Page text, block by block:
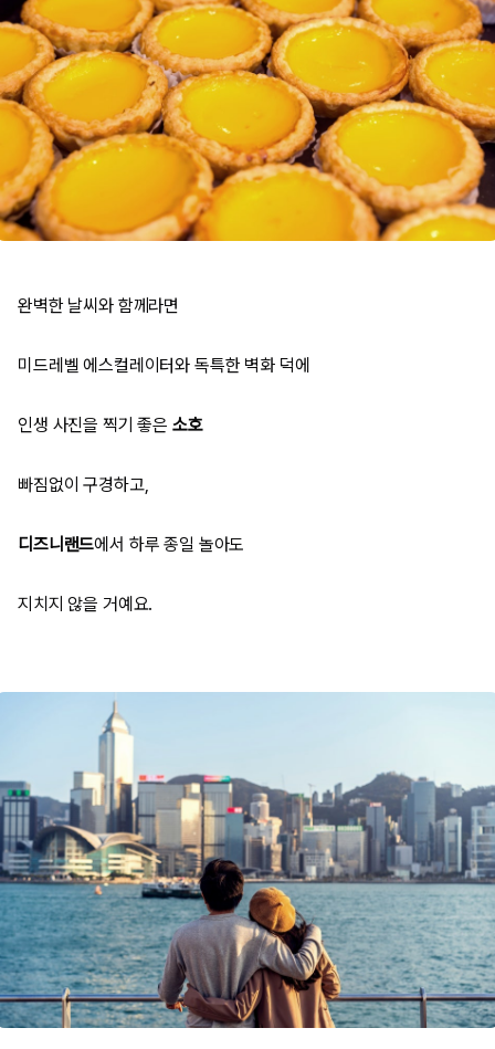
완벽한 날씨와 함께라면
미드레벨 에스컬레이터와 독특한 벽화 덕에
인생 사진을 찍기 좋은 소호
빠짐없이 구경하고,
디즈니랜드에서 하루 종일 놀아도
지치지 않을 거예요.